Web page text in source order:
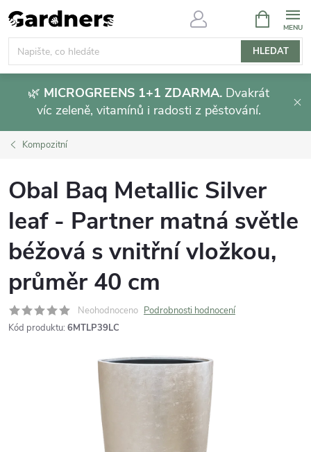
Přejít
na
obsah
HLEDAT
NÁKUPNÍ
KOŠÍK
🌿 MICROGREENS 1+1 ZDARMA. Dvakrát
víc zeleně, vitamínů i radosti z pěstování.
Kompozitní
Obal Baq Metallic Silver
leaf - Partner matná světle
béžová s vnitřní vložkou,
průměr 40 cm
Neohodnoceno Podrobnosti hodnocení
Kód produktu: 6MTLP39LC